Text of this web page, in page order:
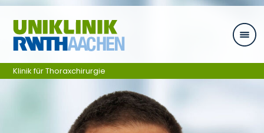
Zum Inhalt springen
Klinik für Thoraxchirurgie